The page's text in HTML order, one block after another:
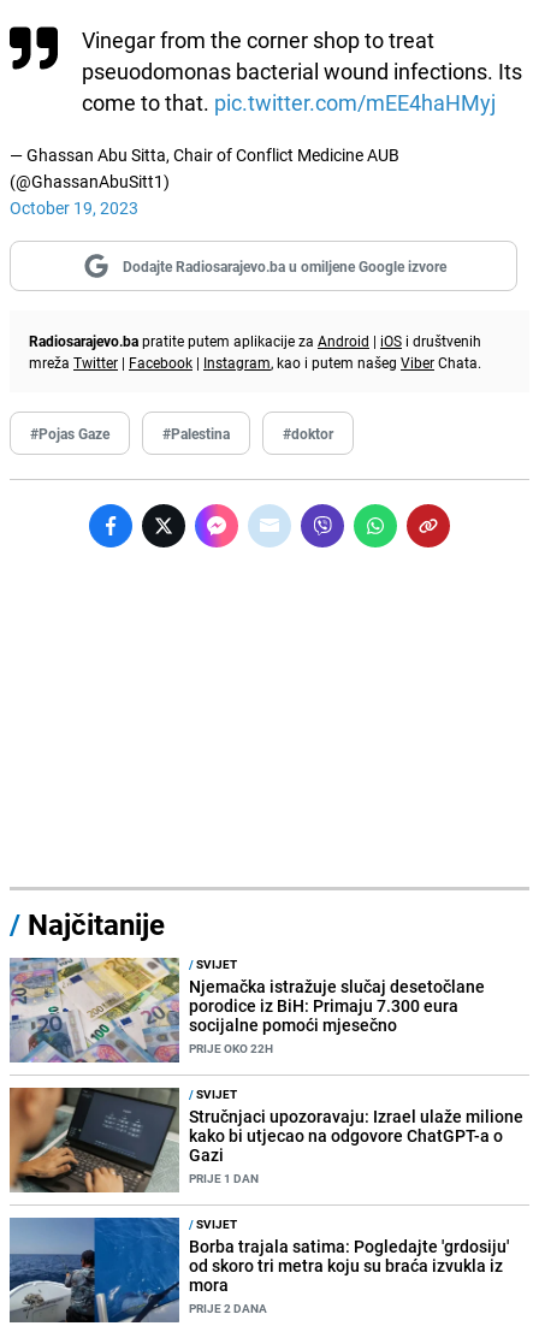
Vinegar from the corner shop to treat
pseuodomonas bacterial wound infections. Its
come to that. pic.twitter.com/mEE4haHMyj
— Ghassan Abu Sitta, Chair of Conflict Medicine AUB
(@GhassanAbuSitt1)
October 19, 2023
Dodajte Radiosarajevo.ba u omiljene Google izvore
Radiosarajevo.bapratite putem aplikacije za Android | iOS i društvenih
mreža Twitter | Facebook | Instagram, kao i putem našeg ViberChata.
#Pojas Gaze #Palestina #doktor
/ Najčitanije
/SVIJET
Njemačka istražuje slučaj desetočlane
porodice iz BiH: Primaju 7.300 eura
socijalne pomoći mjesečno
PRIJE OKO 22H
/SVIJET
Stručnjaci upozoravaju: Izrael ulaže milione
kako bi utjecao na odgovore ChatGPT-a o
Gazi
PRIJE 1 DAN
/SVIJET
Borba trajala satima: Pogledajte 'grdosiju'
od skoro tri metra koju su braća izvukla iz
mora
PRIJE 2 DANA